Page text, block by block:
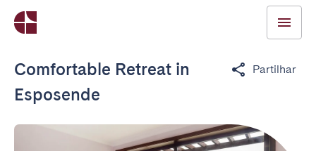
Comfortable Retreat in
Esposende
Partilhar